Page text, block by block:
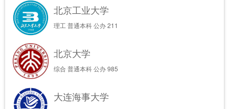
北京工业大学
理工 普通本科公办211
北京大学
综合 普通本科公办985
大连海事大学